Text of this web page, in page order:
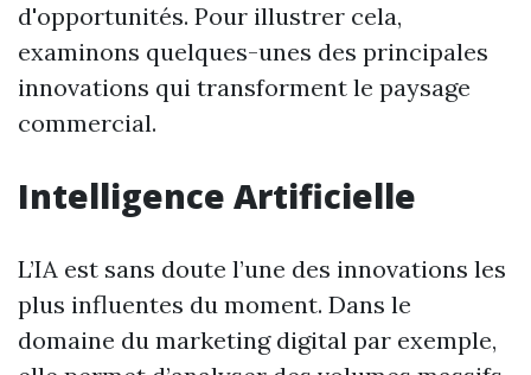
d'opportunités. Pour illustrer cela,
examinons quelques-unes des principales
innovations qui transforment le paysage
commercial.
Intelligence Artificielle
L’IA est sans doute l’une des innovations les
plus influentes du moment. Dans le
domaine du marketing digital par exemple,